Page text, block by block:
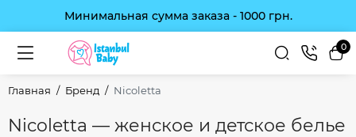
Минимальная сумма заказа - 1000 грн.
0
Главная Бренд Nicoletta
Nicoletta — женское и детское белье